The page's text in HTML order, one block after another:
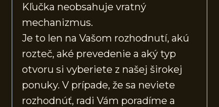
Kľučka neobsahuje vratný
mechanizmus.
Je to len na Vašom rozhodnutí, akú
rozteč, aké prevedenie a aký typ
otvoru si vyberiete z našej širokej
ponuky. V prípade, že sa neviete
rozhodnúť, radi Vám poradíme a